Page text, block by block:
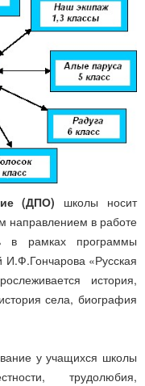
(ДПО) школы носит
направлением в работе
в рамках программы
И.Ф.Гончарова «Русская
история,
села, биография
у учащихся школы
трудолюбия,